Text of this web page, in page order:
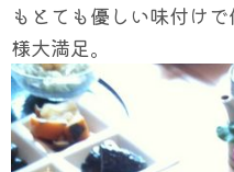
もとても優しい味付け
様大満足。